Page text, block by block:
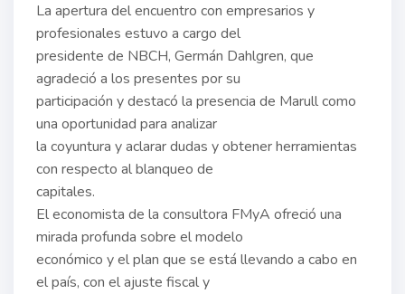
La apertura del encuentro con empresarios y
profesionales estuvo a cargo del
presidente de NBCH, Germán Dahlgren, que
agradeció a los presentes por su
participación y destacó la presencia de Marull como
una oportunidad para analizar
la coyuntura y aclarar dudas y obtener herramientas
con respecto al blanqueo de
capitales.
El economista de la consultora FMyA ofreció una
mirada profunda sobre el modelo
económico y el plan que se está llevando a cabo en
el país, con el ajuste fiscal y